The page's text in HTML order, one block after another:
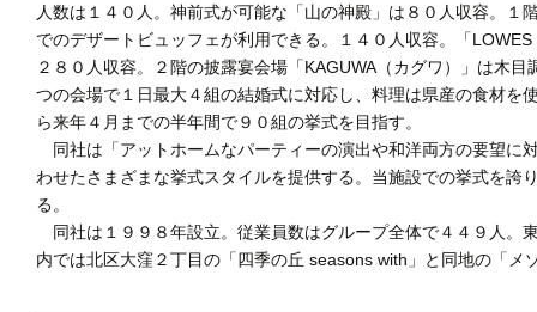
人数は１４０人。神前式が可能な「山の神殿」は８０人収容。
でのデザートビュッフェが利用できる。１４０人収容。「
２８０人収容。２階の披露宴会場「KAGUWA（カグワ）」は木
つの会場で１日最大４組の結婚式に対応し、料理は県産の食材
ら来年４月までの半年間で９０組の挙式を目指す。
同社は「アットホームなパーティーの演出や和洋両方の要望に
わせたさまざまな挙式スタイルを提供する。当施設での挙式を
る。
同社は１９９８年設立。従業員数はグループ全体で４４９人。
内では北区大窪２丁目の「四季の丘 seasons with」と同地の「メ